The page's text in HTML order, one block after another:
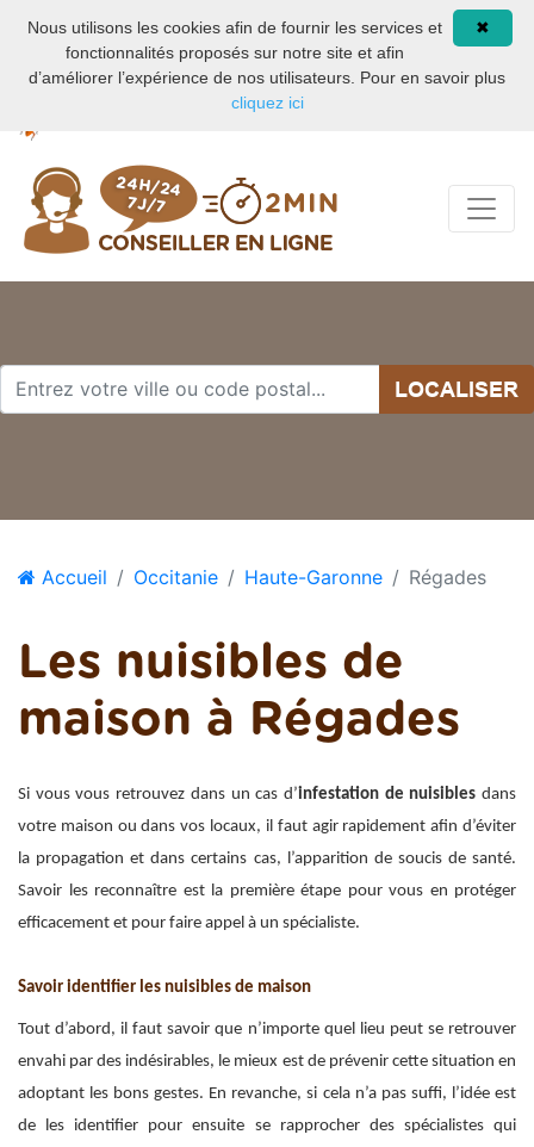
Nuisible de maison 08 93 02 00 21
LOCALISER
Accueil Occitanie Haute-Garonne Régades
Les nuisibles de
maison à Régades
Si vous vous retrouvez dans un cas d’infestation de nuisibles dans
votre maison ou dans vos locaux, il faut agir rapidement afin d’éviter
la propagation et dans certains cas, l’apparition de soucis de santé.
Savoir les reconnaître est la première étape pour vous en protéger
efficacement et pour faire appel à un spécialiste.
Savoir identifier les nuisibles de maison
Tout d’abord, il faut savoir que n’importe quel lieu peut se retrouver
envahi par des indésirables, le mieux est de prévenir cette situation en
adoptant les bons gestes. En revanche, si cela n’a pas suffi, l’idée est
de les identifier pour ensuite se rapprocher des spécialistes qui
✖
Nous utilisons les cookies afin de fournir les services et
fonctionnalités proposés sur notre site et afin
d’améliorer l’expérience de nos utilisateurs. Pour en savoir plus
cliquez ici